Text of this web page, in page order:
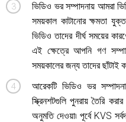
ভিডিও ভর সম্পাদনায় আমরা
সময়কাল কাটানোর ক্ষমতা
ভিডিও তাদের দীর্ঘ সময়ের
এই ক্ষেত্রে আপনি গণ
সময়কালের জন্য তাদের ছাঁটাই
আরেকটি ভিডিও ভর
স্ক্রিনশটগুলি পুনরায় তৈরি
অনুমতি দেওয়া৷ পূর্বে KVS